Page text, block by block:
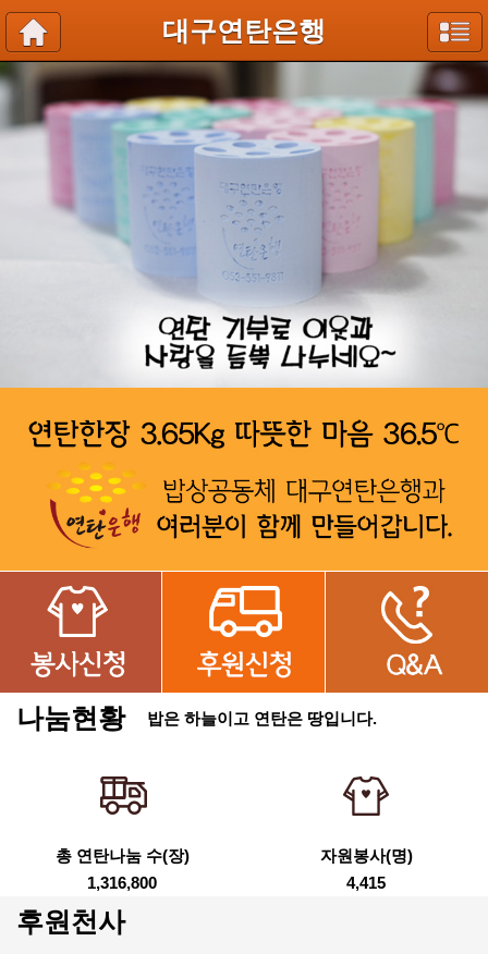
대구연탄은행
나눔현황 밥은 하늘이고 연탄은 땅입니다.
총 연탄나눔 수(장)
1,316,800
자원봉사(명)
4,415
후원천사